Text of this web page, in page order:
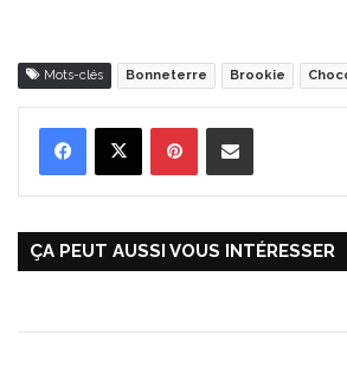
Mots-clés Bonneterre Brookie
ÇA PEUT AUSSI VOUS INTÉRESSER